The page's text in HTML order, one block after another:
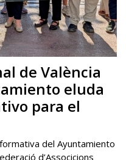
de València
eluda
para el
del Ayuntamiento
d’Associcions